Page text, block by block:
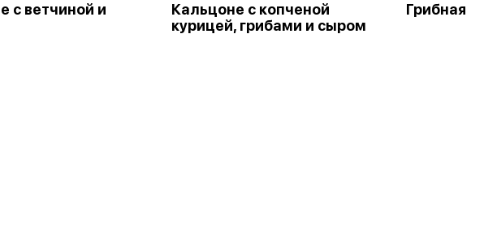
с ветчиной и
Кальцоне с копченой
курицей, грибами и сыром
Грибная